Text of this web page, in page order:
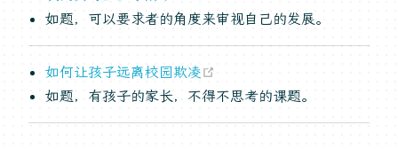
如题，可以要求者的角度来审视自己的发展。
如何让孩子远离校园欺凌
如题，有孩子的家长，不得不思考的课题。